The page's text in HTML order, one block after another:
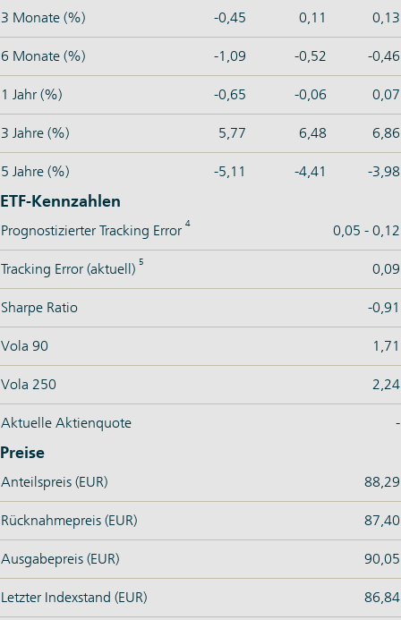
3 Monate (%) -0,45 0,11 0,13
6 Monate (%) -1,09 -0,52 -0,46
1 Jahr (%) -0,65 -0,06 0,07
3 Jahre (%) 5,77 6,48 6,86
5 Jahre (%) -5,11 -4,41 -3,98
ETF-Kennzahlen
Prognostizierter Tracking Error 4 0,05 - 0,12
Tracking Error (aktuell) 5 0,09
Sharpe Ratio -0,91
Vola 90 1,71
Vola 250 2,24
Aktuelle Aktienquote -
Preise
Anteilspreis (EUR) 88,29
Rücknahmepreis (EUR) 87,40
Ausgabepreis (EUR) 90,05
Letzter Indexstand (EUR) 86,84